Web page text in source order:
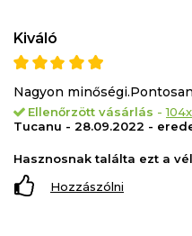
Kiváló
Nagyon
Ellenőrzött vásárlás -
Tucanu - 28.09.2022 -
Hasznosnak találta ezt a
Hozzászólni